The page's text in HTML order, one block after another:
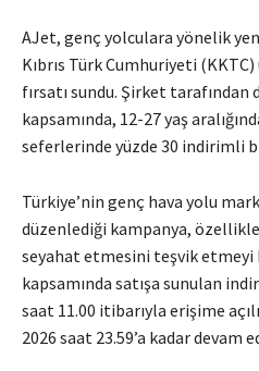
AJet, genç yolculara yönelik
Kıbrıs Türk Cumhuriyeti
fırsatı sundu. Şirket tarafından
kapsamında, 12-27 yaş
seferlerinde yüzde 30 indirimli
Türkiye’nin genç hava yolu
düzenlediği kampanya,
seyahat etmesini teşvik etmeyi
kapsamında satışa sunulan
saat 11.00 itibarıyla erişime
2026 saat 23.59’a kadar devam